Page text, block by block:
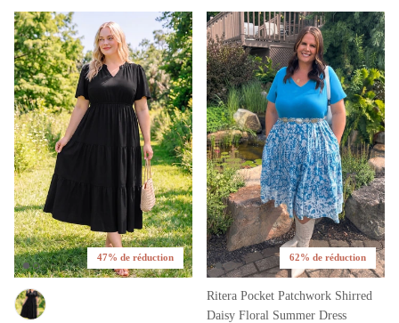
47% de réduction 62% de réduction
Ritera Pocket Patchwork Shirred
Daisy Floral Summer Dress